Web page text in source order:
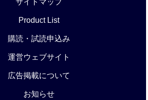
サイトマップ
Product List
購読・試読申込み
運営ウェブサイト
広告掲載について
お知らせ